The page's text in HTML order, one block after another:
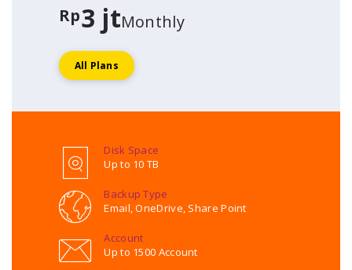
Rp3 jtMonthly
All Plans
Disk Space
Up to 10 TB
Backup Type
Email, OneDrive, Share Point
Account
Up to 1500 Account